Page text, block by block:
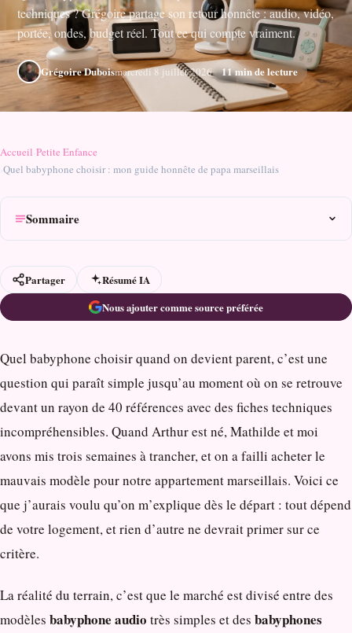
techniques ? Grégoire partage son retour honnête : audio, vidéo,
portée, ondes, budget réel. Tout ce qui compte vraiment.
Grégoire Duboismercredi 8 juillet 2026 11 min de lecture
Accueil›Petite Enfance
›Quel babyphone choisir : mon guide honnête de papa marseillais
Sommaire
Partager
Résumé IA
Nous ajouter comme source préférée
Quel babyphone choisir quand on devient parent, c’est une
question qui paraît simple jusqu’au moment où on se retrouve
devant un rayon de 40 références avec des fiches techniques
incompréhensibles. Quand Arthur est né, Mathilde et moi
avons mis trois semaines à trancher, et on a failli acheter le
mauvais modèle pour notre appartement marseillais. Voici ce
que j’aurais voulu qu’on m’explique dès le départ : tout dépend
de votre logement, et rien d’autre ne devrait primer sur ce
critère.
La réalité du terrain, c’est que le marché est divisé entre des
modèles babyphone audio très simples et des babyphones